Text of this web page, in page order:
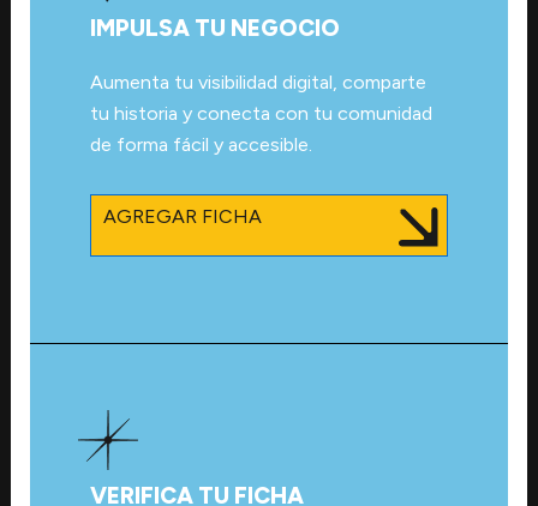
IMPULSA TU NEGOCIO
Aumenta tu visibilidad digital, comparte
tu historia y conecta con tu comunidad
de forma fácil y accesible.
AGREGAR FICHA
VERIFICA TU FICHA